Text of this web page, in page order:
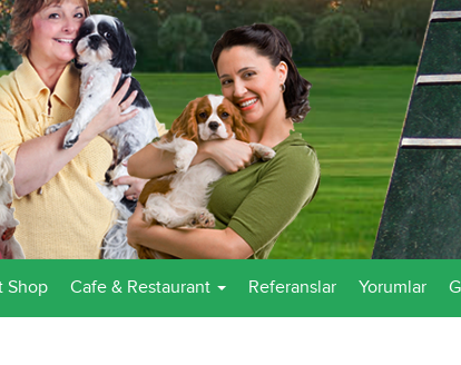
Shop Cafe & Restaurant Referanslar Yorumlar